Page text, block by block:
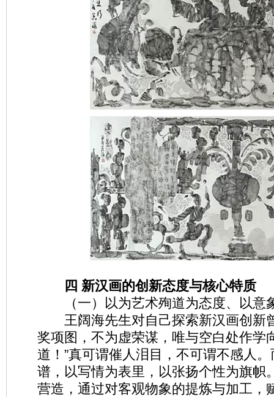
四 新汉画的创新态度与核心特质
（一）以为艺术殉道为态度、以意
王阔海先生对自己探索新汉画创新
奖项图，不为虚荣谋，唯与空白处作学
道！”真可谓催人泪目，不可谓不感人
谱，以写情为表里，以张扬个性为旗帜
营造，通过对客观物象的提炼与加工，